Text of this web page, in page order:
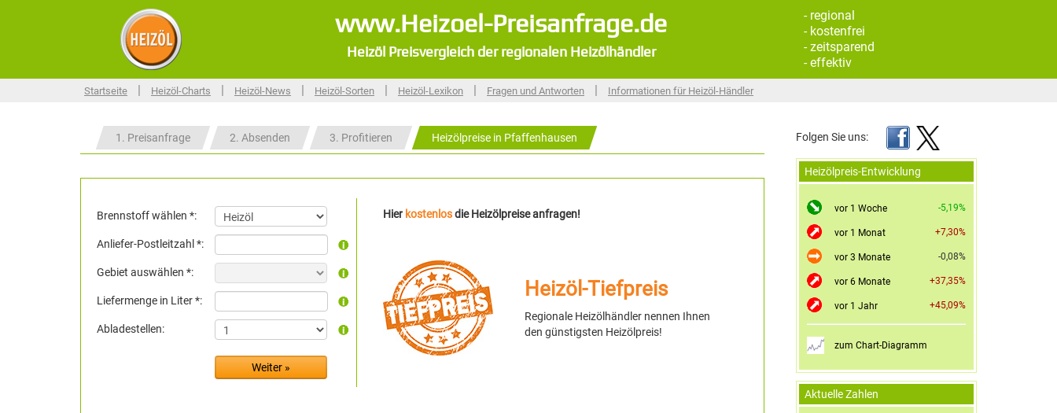
www.Heizoel-Preisanfrage.de
Heizöl Preisvergleich der regionalen Heizölhändler
- regional
- kostenfrei
- zeitsparend
- effektiv
Startseite | Heizöl-Charts | Heizöl-News | Heizöl-Sorten | Heizöl-Lexikon | Fragen und Antworten | Informationen für Heizöl-Händler
1. Preisanfrage 2. Absenden 3. Profitieren Heizölpreise in Pfaffenhausen
Brennstoff wählen *:
Anliefer-Postleitzahl *:
Gebiet auswählen *:
Liefermenge in Liter *:
Abladestellen:
Hier kostenlosdie Heizölpreise anfragen!
Heizöl-Tiefpreis
Regionale Heizölhändler nennen Ihnen
den günstigsten Heizölpreis!
Folgen Sie uns:
Heizölpreis-Entwicklung
vor 1 Woche -5,19%
vor 1 Monat +7,30%
vor 3 Monate -0,08%
vor 6 Monate +37,35%
vor 1 Jahr +45,09%
zum Chart-Diagramm
Aktuelle Zahlen